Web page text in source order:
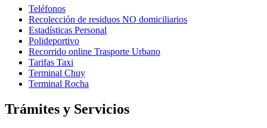
Teléfonos
Recolección de residuos NO domiciliarios
Estadísticas Personal
Polideportivo
Recorrido online Trasporte Urbano
Tarifas Taxi
Terminal Chuy
Terminal Rocha
Trámites y Servicios